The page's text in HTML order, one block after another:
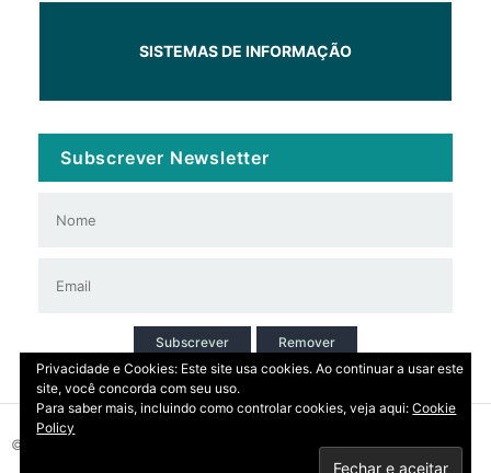
SISTEMAS DE INFORMAÇÃO
Subscrever Newsletter
Subscrever Remover
© 2026 Copyright: DIRT | CCDR Alentejo, I.P.
Privacidade e Cookies: Este site usa cookies. Ao continuar a usar este
site, você concorda com seu uso.
Para saber mais, incluindo como controlar cookies, veja aqui:Cookie
Policy